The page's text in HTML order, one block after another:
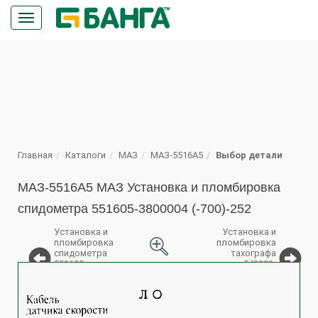
Кнопка
меню
Главная Каталоги МАЗ МАЗ-5516А5 Выбор детали
МАЗ-5516А5 МАЗ Установка и пломбировка
спидометра 551605-3800004 (-700)-252
Установка и
пломбировка
спидометра
551605-
Установка и
пломбировка
тахографа
543203-